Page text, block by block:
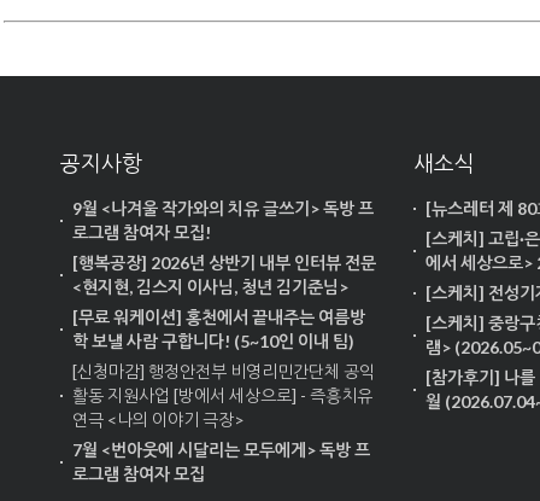
공지사항
9월 <나겨울 작가와의 치유 글쓰기> 독방 프
로그램 참여자 모집!
[행복공장] 2026년 상반기 내부 인터뷰 전문
<현지현, 김스지 이사님, 청년 김기준님>
[무료 워케이션] 홍천에서 끝내주는 여름방
학 보낼 사람 구합니다! (5~10인 이내 팀)
[신청마감] 행정안전부 비영리민간단체 공익
활동 지원사업 [방에서 세상으로] - 즉흥치유
연극 <나의 이야기 극장>
7월 <번아웃에 시달리는 모두에게> 독방 프
로그램 참여자 모집
새소식
[뉴스레터 제
[스케치] 고립·
에서 세상으로
[스케치] 전성
[스케치] 중랑구
램>
[참가후기] 나를
월